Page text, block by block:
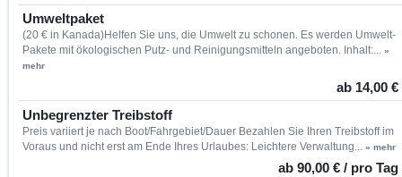
Umweltpaket
(20 € in Kanada)Helfen Sie uns, die Umwelt zu schonen. Es werden Umwelt-
Pakete mit ökologischen Putz- und Reinigungsmitteln angeboten. Inhalt:... »
mehr
ab 14,00 €
Unbegrenzter Treibstoff
Preis variiert je nach Boot/Fahrgebiet/Dauer Bezahlen Sie Ihren Treibstoff im
Voraus und nicht erst am Ende Ihres Urlaubes: Leichtere Verwaltung... » mehr
ab 90,00 € / pro Tag